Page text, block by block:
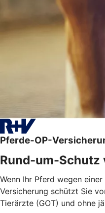
Pferde-OP-
Rund-um-Schutz
Wenn Ihr Pferd wegen
Versicherung schützt Sie
Tierärzte (GOT) und ohne